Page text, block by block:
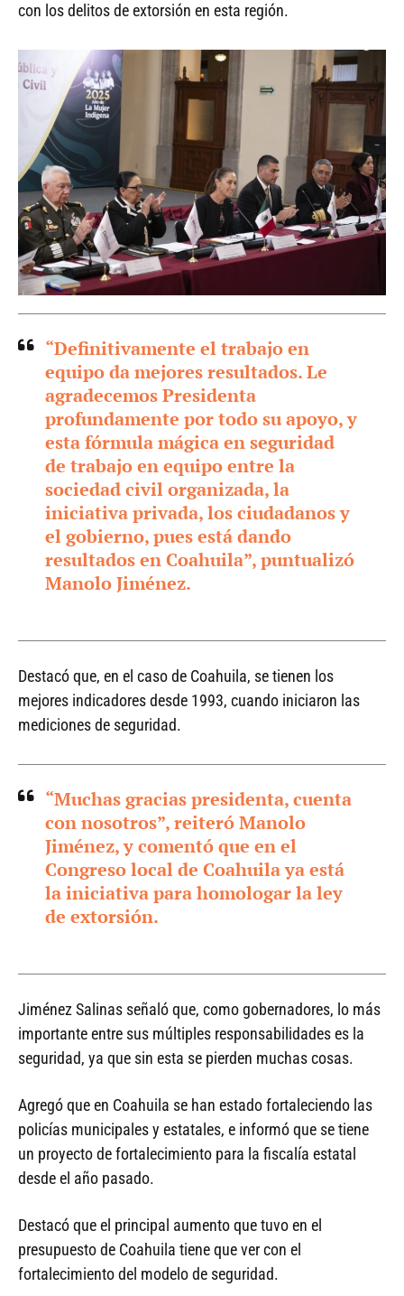
con los delitos de extorsión en esta región.
“Definitivamente el trabajo en
equipo da mejores resultados. Le
agradecemos Presidenta
profundamente por todo su apoyo, y
esta fórmula mágica en seguridad
de trabajo en equipo entre la
sociedad civil organizada, la
iniciativa privada, los ciudadanos y
el gobierno, pues está dando
resultados en Coahuila”, puntualizó
Manolo Jiménez.
Destacó que, en el caso de Coahuila, se tienen los
mejores indicadores desde 1993, cuando iniciaron las
mediciones de seguridad.
“Muchas gracias presidenta, cuenta
con nosotros”, reiteró Manolo
Jiménez, y comentó que en el
Congreso local de Coahuila ya está
la iniciativa para homologar la ley
de extorsión.
Jiménez Salinas señaló que, como gobernadores, lo más
importante entre sus múltiples responsabilidades es la
seguridad, ya que sin esta se pierden muchas cosas.
Agregó que en Coahuila se han estado fortaleciendo las
policías municipales y estatales, e informó que se tiene
un proyecto de fortalecimiento para la fiscalía estatal
desde el año pasado.
Destacó que el principal aumento que tuvo en el
presupuesto de Coahuila tiene que ver con el
fortalecimiento del modelo de seguridad.